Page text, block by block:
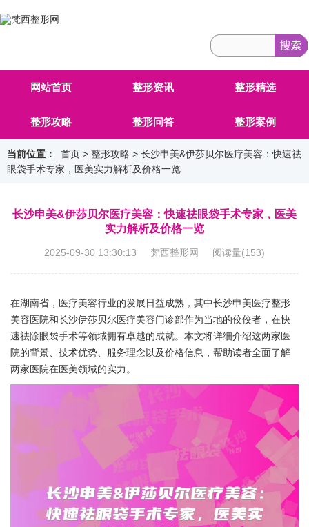
网站首页 整形资讯 整形精选
整形攻略 整形问答 整形案例
当前位置： 首页 > 整形攻略 > 长沙申美&伊莎贝尔医疗美容：快速祛
眼袋手术专家，医美实力解析及价格一览
长沙申美&伊莎贝尔医疗美容：快速祛眼袋手术专家，医美
实力解析及价格一览
2025-09-30 13:30:13 梵西整形网 阅读量(153)
在湖南省，医疗美容行业的发展日益成熟，其中长沙申美医疗整形
美容医院和长沙伊莎贝尔医疗美容门诊部作为当地的佼佼者，在快
速祛除眼袋手术等领域拥有卓越的成就。本文将详细介绍这两家医
院的背景、技术优势、服务理念以及价格信息，帮助读者全面了解
两家医院在医美领域的实力。